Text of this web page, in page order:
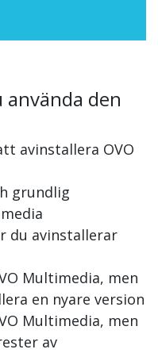
den
avinstallera OVO
grundlig
du avinstallerar
Multimedia, men
en nyare version
Multimedia, men
av